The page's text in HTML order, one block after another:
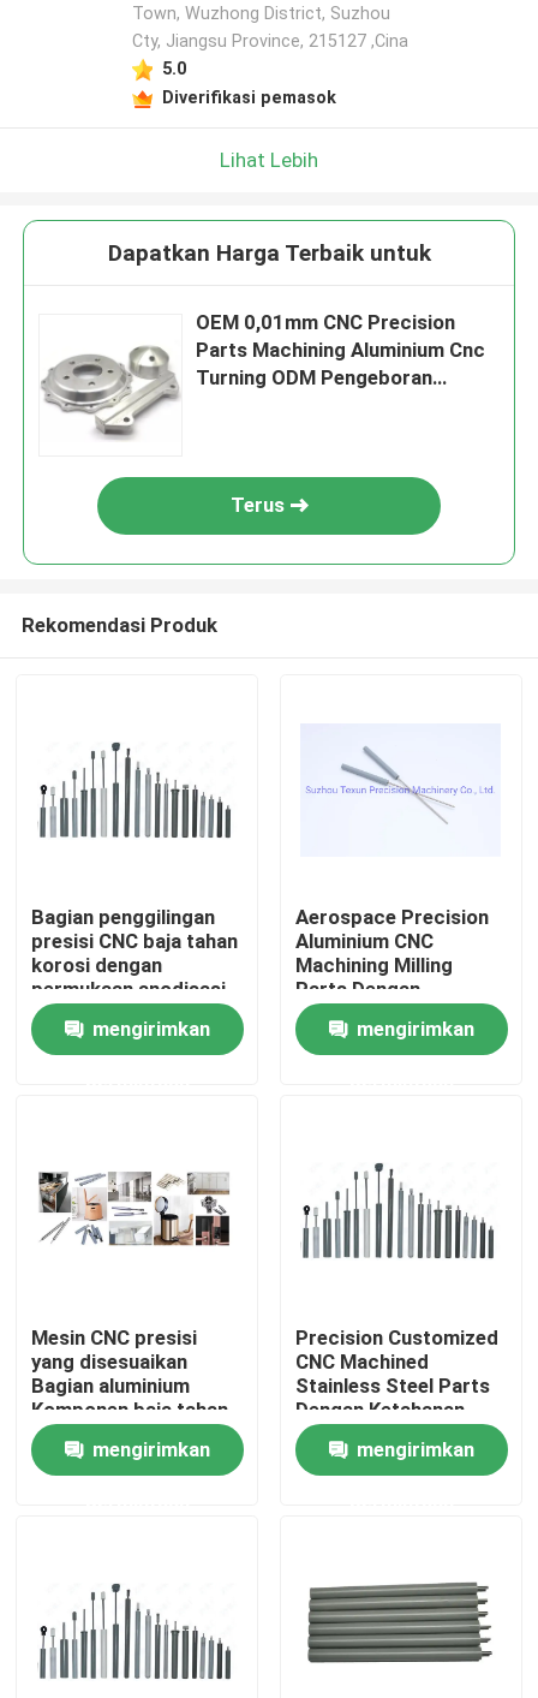
Rumah
Wisata pabrik
Hubungi kami
Berita
Pin POGO dengan beban pegas
Sonde pogo pin
Town, Wuzhong District, Suzhou
Cty, Jiangsu Province, 215127 ,Cina
5.0
Diverifikasi pemasok
Lihat Lebih
Dapatkan Harga Terbaik untuk
OEM 0,01mm CNC Precision
Parts Machining Aluminium Cnc
Turning ODM Pengeboran
Terus
Rekomendasi Produk
Bagian penggilingan
presisi CNC baja tahan
korosi dengan
permukaan anodisasi
mengirimkan
Aerospace Precision
Aluminium CNC
Machining Milling
Parts Dengan
Alternatif Baja
Berkualitasmengirimkan
Mesin CNC presisi
yang disesuaikan
Bagian aluminium
Komponen baja tahan
panas
mengirimkan
Precision Customized
CNC Machined
Stainless Steel Parts
Dengan Ketahanan
Korosi
mengirimkan